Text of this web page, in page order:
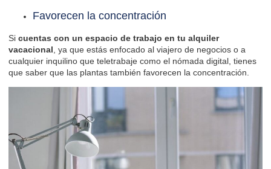
Favorecen la concentración
Si cuentas con un espacio de trabajo en tu alquiler
vacacional , ya que estás enfocado al viajero de negocios o a
cualquier inquilino que teletrabaje como el nómada digital , tienes
que saber que las plantas también favorecen la concentración.